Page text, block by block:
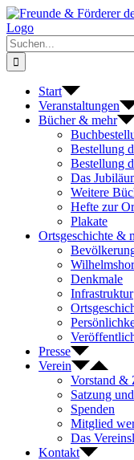
Zum
Inhalt
springen
Suche
nach:
Start
Veranstaltungen
Bücher & mehr
Bestellung
Bestellung
Das
Weitere
Hefte zur
Plakate
Ortsgeschichte &
Denkmale
Infrastruktur
Presse
Verein
Vorstand &
Satzung
Spenden
Mitglied
Das
Kontakt